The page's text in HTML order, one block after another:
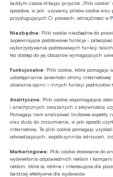
każdym czasie klikając przycisk „Pliki
sposobie, w jaki używamy plików cookie oraz
przysługujących Ci prawach, odnajdziesz w
Niezbędne: Pliki cookie niezbędne do
zapewniające podstawowe funkcje i
wykorzystywanie podstawowych funkcji
tez dostęp do jej obszarów wymagających
Funkcjonalne: Pliki cookie, które
udostępnianie zawartości strony internetowej
zbieranie opinii i innych funkcji podmiotów
Analityczne: Pliki cookie wspomagające
i analitycznych związanych z aktywnością
Pomagają nam analizować liczbowe
oraz służą do zrozumienia, w jaki sposób
internetową. Te pliki cookie pomagają
odwiedzających, współczynnika odrzuceń,
Marketingowe: Pliki cookie stosowane do
wyświetlania odpowiednich reklam i
reklam, które są istotne i interesujące dla
bardziej efektywne dla wydawców
Udostępnij
Tagi
Agnieszka Staszewska
Anna Podgórska